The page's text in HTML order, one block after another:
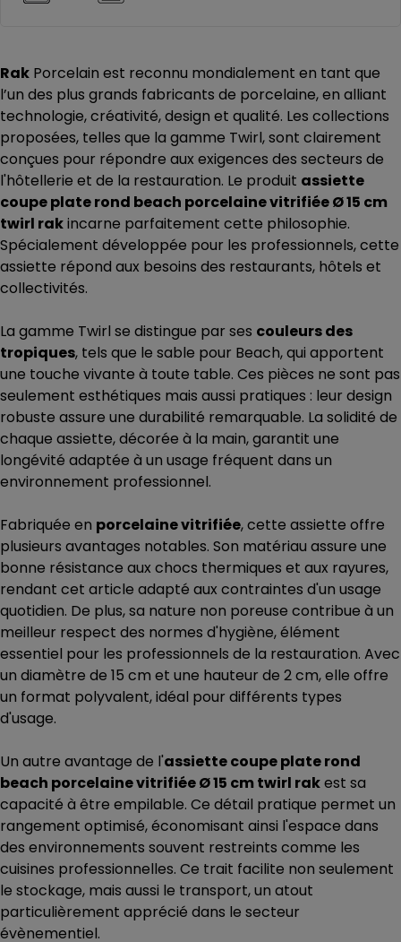
Rak Porcelain est reconnu mondialement en tant que
l’un des plus grands fabricants de porcelaine, en alliant
technologie, créativité, design et qualité. Les collections
proposées, telles que la gamme Twirl, sont clairement
conçues pour répondre aux exigences des secteurs de
l'hôtellerie et de la restauration. Le produit assiette
coupe plate rond beach porcelaine vitrifiée Ø 15 cm
twirl rakincarne parfaitement cette philosophie.
Spécialement développée pour les professionnels, cette
assiette répond aux besoins des restaurants, hôtels et
collectivités.
La gamme Twirl se distingue par ses couleurs des
tropiques, tels que le sable pour Beach, qui apportent
une touche vivante à toute table. Ces pièces ne sont pas
seulement esthétiques mais aussi pratiques : leur design
robuste assure une durabilité remarquable. La solidité de
chaque assiette, décorée à la main, garantit une
longévité adaptée à un usage fréquent dans un
environnement professionnel.
Fabriquée en porcelaine vitrifiée, cette assiette offre
plusieurs avantages notables. Son matériau assure une
bonne résistance aux chocs thermiques et aux rayures,
rendant cet article adapté aux contraintes d'un usage
quotidien. De plus, sa nature non poreuse contribue à un
meilleur respect des normes d'hygiène, élément
essentiel pour les professionnels de la restauration. Avec
un diamètre de 15 cm et une hauteur de 2 cm, elle offre
un format polyvalent, idéal pour différents types
d'usage.
Un autre avantage de l'assiette coupe plate rond
beach porcelaine vitrifiée Ø 15 cm twirl rakest sa
capacité à être empilable. Ce détail pratique permet un
rangement optimisé, économisant ainsi l'espace dans
des environnements souvent restreints comme les
cuisines professionnelles. Ce trait facilite non seulement
le stockage, mais aussi le transport, un atout
particulièrement apprécié dans le secteur
évènementiel.